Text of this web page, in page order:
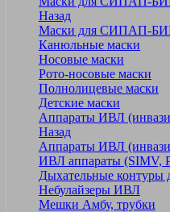
Назад
Маски для СИПАП-
Канюльные маски
Носовые маски
Рото-носовые маски
Полнолицевые маски
Детские маски
Аппараты ИВЛ
Назад
Аппараты ИВЛ
ИВЛ аппараты (SIMV,
Дыхательные
Небулайзеры ИВЛ
Мешки Амбу, трубки